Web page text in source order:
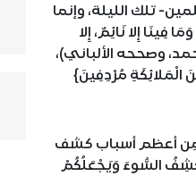
تلك الليلة، وإنما
إِلا نَائِمٌ، إِلا
وصححه الألباني)،
مُرْدِفِينَ}
مِن أعظم أسباب كشف
السُّوءَ وَيَجْعَلُكُمْ